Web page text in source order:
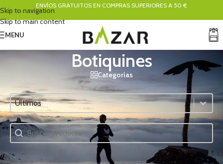
Skip to navigation
Skip to main content
ENVÍOS GRATUITOS EN COMPRAS SUPERIORES A 50 €
MENU
Botiquines
Categorías
Ordenar
Sort content
Buscador
Search content